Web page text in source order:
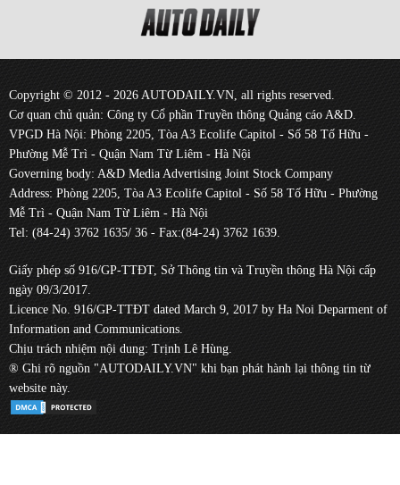
Copyright © 2012 - 2026 AUTODAILY.VN, all rights reserved.
Cơ quan chủ quản: Công ty Cổ phần Truyền thông Quảng cáo A&D.
VPGD Hà Nội: Phòng 2205, Tòa A3 Ecolife Capitol - Số 58 Tố Hữu -
Phường Mễ Trì - Quận Nam Từ Liêm - Hà Nội
Governing body: A&D Media Advertising Joint Stock Company
Address: Phòng 2205, Tòa A3 Ecolife Capitol - Số 58 Tố Hữu - Phường
Mễ Trì - Quận Nam Từ Liêm - Hà Nội
Tel: (84-24) 3762 1635/ 36 - Fax:(84-24) 3762 1639.
Giấy phép số 916/GP-TTĐT, Sở Thông tin và Truyền thông Hà Nội cấp
ngày 09/3/2017.
Licence No. 916/GP-TTĐT dated March 9, 2017 by Ha Noi Deparment of
Information and Communications.
Chịu trách nhiệm nội dung: Trịnh Lê Hùng.
® Ghi rõ nguồn "AUTODAILY.VN" khi bạn phát hành lại thông tin từ
website này.